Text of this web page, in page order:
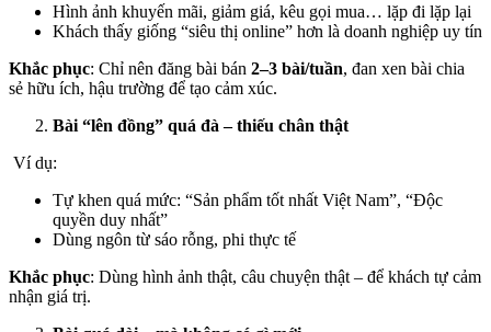
Hình ảnh khuyến mãi, giảm giá, kêu gọi mua… lặp đi lặp lại
Khách thấy giống “siêu thị online” hơn là doanh nghiệp uy tín
Khắc phục: Chỉ nên đăng bài bán 2–3 bài/tuần, đan xen bài chia
sẻ hữu ích, hậu trường để tạo cảm xúc.
Bài “lên đồng” quá đà – thiếu chân thật
Ví dụ:
Tự khen quá mức: “Sản phẩm tốt nhất Việt Nam”, “Độc
quyền duy nhất”
Dùng ngôn từ sáo rỗng, phi thực tế
Khắc phục: Dùng hình ảnh thật, câu chuyện thật – để khách tự cảm
nhận giá trị.